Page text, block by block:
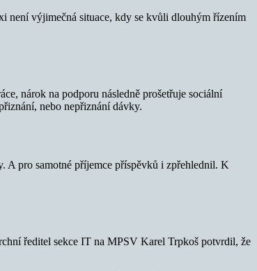
není výjimečná situace, kdy se kvůli dlouhým řízením
nárok na podporu následně prošetřuje sociální
nebo nepřiznání dávky.
A pro samotné příjemce příspěvků i zpřehlednil. K
ředitel sekce IT na MPSV Karel Trpkoš potvrdil, že